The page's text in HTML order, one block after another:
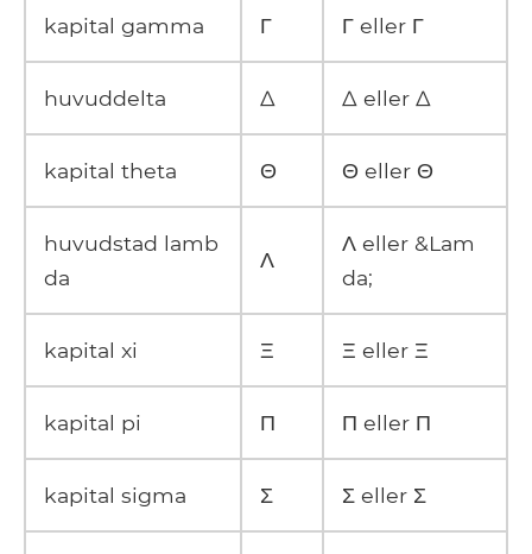
kapital gamma Γ Γ eller Γ
huvuddelta Δ Δ eller Δ
kapital theta Θ Θ eller Θ
huvudstad lamb
da
Λ
Λ eller &Lam
da;
kapital xi Ξ Ξ eller Ξ
kapital pi Π Π eller Π
kapital sigma Σ Σ eller Σ